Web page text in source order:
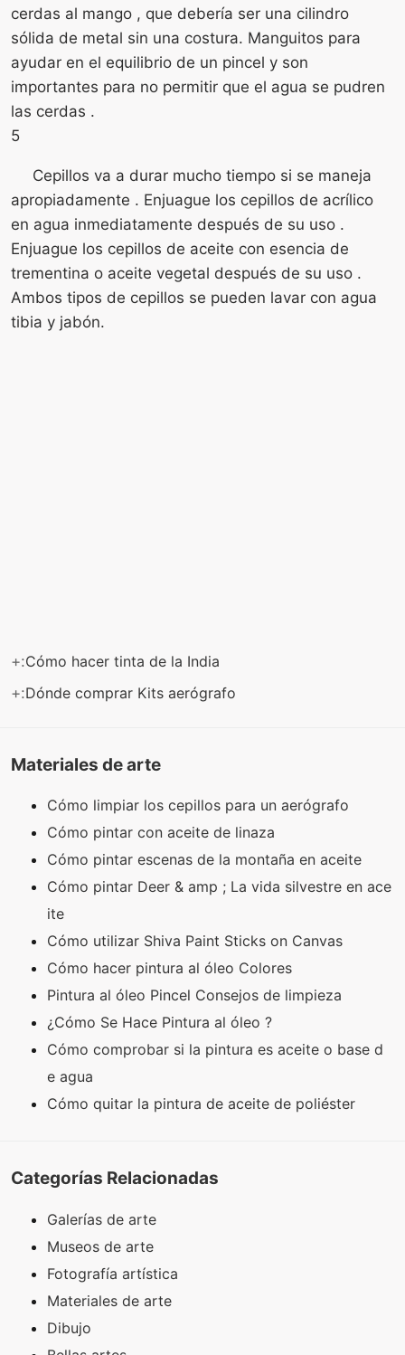
cerdas al mango , que debería ser una cilindro
sólida de metal sin una costura. Manguitos para
ayudar en el equilibrio de un pincel y son
importantes para no permitir que el agua se pudren
las cerdas .
5
Cepillos va a durar mucho tiempo si se maneja
apropiadamente . Enjuague los cepillos de acrílico
en agua inmediatamente después de su uso .
Enjuague los cepillos de aceite con esencia de
trementina o aceite vegetal después de su uso .
Ambos tipos de cepillos se pueden lavar con agua
tibia y jabón.
+:Cómo hacer tinta de la India
+:Dónde comprar Kits aerógrafo
Materiales de arte
Cómo limpiar los cepillos para un aerógrafo
Cómo pintar con aceite de linaza
Cómo pintar escenas de la montaña en aceite
Cómo pintar Deer & amp ; La vida silvestre en ace
ite
Cómo utilizar Shiva Paint Sticks on Canvas
Cómo hacer pintura al óleo Colores
Pintura al óleo Pincel Consejos de limpieza
¿Cómo Se Hace Pintura al óleo ?
Cómo comprobar si la pintura es aceite o base d
e agua
Cómo quitar la pintura de aceite de poliéster
Categorías Relacionadas
Galerías de arte
Museos de arte
Fotografía artística
Materiales de arte
Dibujo